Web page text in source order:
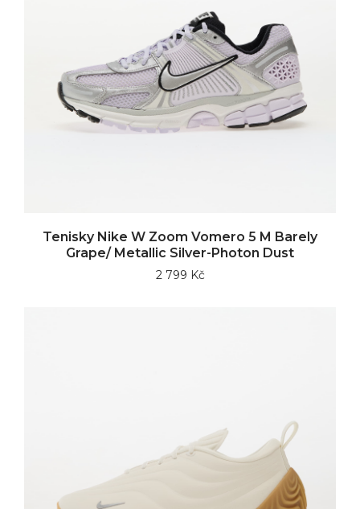
Tenisky Nike W Zoom Vomero 5 M Barely
Grape/ Metallic Silver-Photon Dust
2 799 Kč